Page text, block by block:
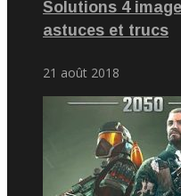
Solutions 4
astuces et trucs
21 août 2018